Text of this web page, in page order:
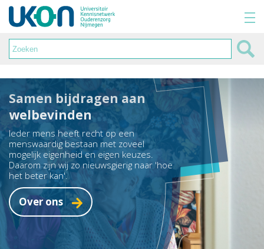
Samen bijdragen aan
welbevinden
Ieder mens heeft recht op een
menswaardig bestaan met zoveel
mogelijk eigenheid en eigen keuzes.
Daarom zijn wij zo nieuwsgierig naar 'hoe
het beter kan'.
Over ons